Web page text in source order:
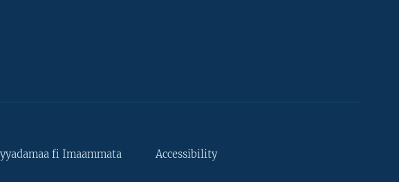
fi Imaammata
Accessibility